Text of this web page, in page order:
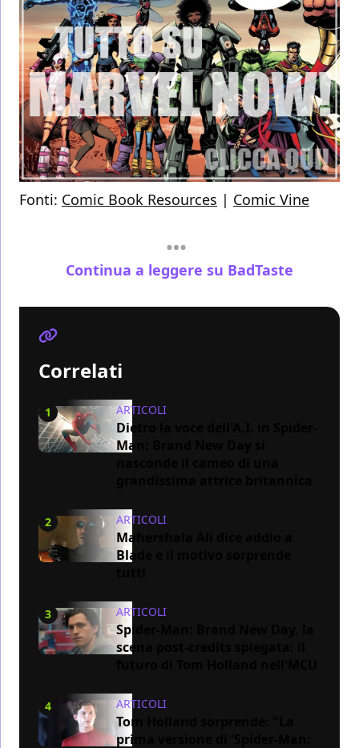
Fonti: Comic Book Resources | Comic Vine
Continua a leggere su BadTaste
Correlati
1 ARTICOLI
Dietro la voce dell'A.I. in Spider-
Man: Brand New Day si
2 ARTICOLI
Mahershala Ali dice addio a
Blade e il motivo sorprende
3 ARTICOLI
Spider-Man: Brand New Day, la
scena post-credits spiegata: il
4 ARTICOLI
Tom Holland sorprende: "La
prima versione di 'Spider-Man: